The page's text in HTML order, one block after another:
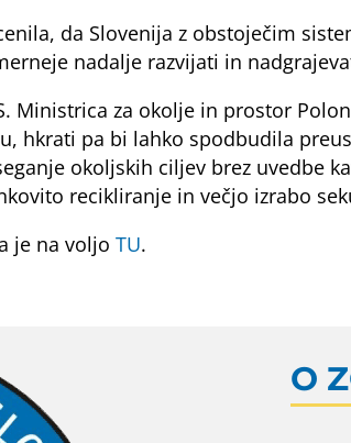
da Slovenija z obstoječim
nadalje razvijati in
Ministrica za okolje in prostor
hkrati pa bi lahko spodbudila
okoljskih ciljev brez uvedbe
recikliranje in večjo izrabo
je na voljo TU.
O